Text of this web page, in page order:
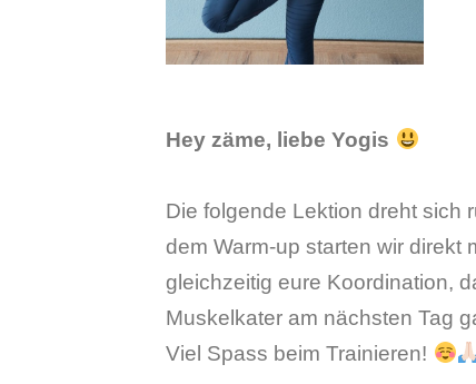
Hey zäme, liebe Yogis
Die folgende Lektion dreht sich
dem Warm-up starten wir direkt
gleichzeitig eure Koordination,
Muskelkater am nächsten Tag
Viel Spass beim Trainieren!